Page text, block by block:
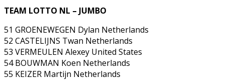
TEAM LOTTO NL – JUMBO
51 GROENEWEGEN Dylan Netherlands
52 CASTELIJNS Twan Netherlands
53 VERMEULEN Alexey United States
54 BOUWMAN Koen Netherlands
55 KEIZER Martijn Netherlands